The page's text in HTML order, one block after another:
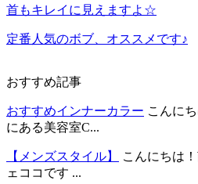
首もキレイに見えますよ☆
定番人気のボブ、オススメです♪
おすすめ記事
おすすめインナーカラー こんに
にある美容室C...
【メンズスタイル】
こんにちは
ェココです ...